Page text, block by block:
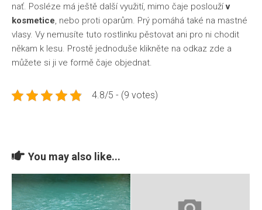
nať. Posléze má ještě další využití, mimo čaje posloužív
kosmetice, nebo proti oparům. Prý pomáhá také na mastné
vlasy. Vy nemusíte tuto rostlinku pěstovat ani pro ni chodit
někam k lesu. Prostě jednoduše klikněte na odkaz zde a
můžete si ji ve formě čaje objednat.
4.8/5 - (9 votes)
You may also like...